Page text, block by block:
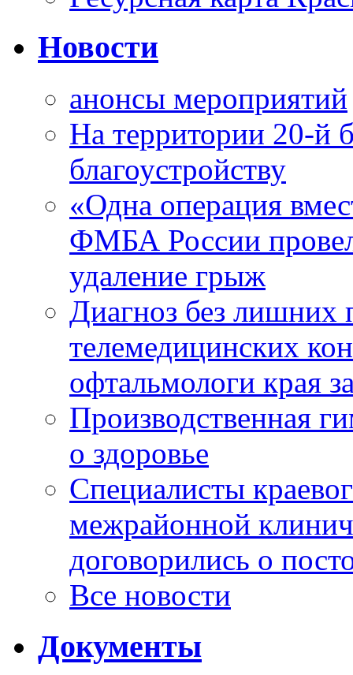
Новости
анонсы мероприятий
На территории 20-й
благоустройству
«Одна операция
ФМБА России
удаление грыж
Диагноз без лишних
телемедицинских
офтальмологи края
Производственная
о здоровье
Специалисты
межрайонной
договорились о
Все новости
Документы